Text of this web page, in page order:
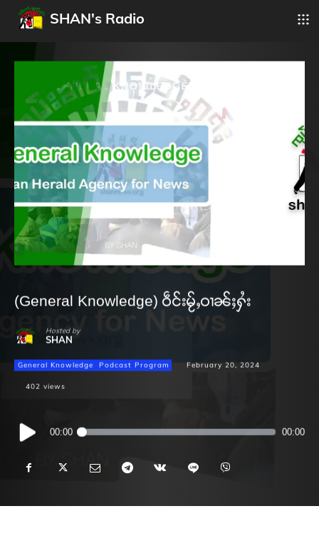
SHAN's Radio
(General Knowledge) ဝဵင်းမႂ်ႇဝၢၼ်ႈႁႆး
Hosted by
SHAN
General Knowledge Podcast Program February 20, 2024
402 views
Audio
Player
00:00 00:00